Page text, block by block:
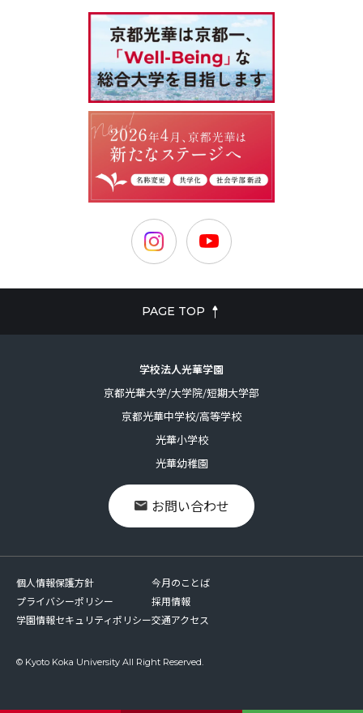
PAGE TOP
学校法人光華学園
京都光華大学/大学院/短期大学部
京都光華中学校/高等学校
光華小学校
光華幼稚園
お問い合わせ
個人情報保護方針
プライバシーポリシー
学園情報セキュリティポリシー
今月のことば
採用情報
交通アクセス
© Kyoto Koka University All Right Reserved.